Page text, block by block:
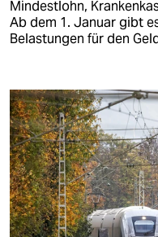
Mindestlohn,
Ab dem 1. Januar gibt
Belastungen für den